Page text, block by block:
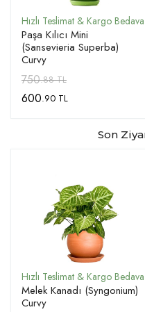
Paşa Kılıcı Mini
(Sansevieria Superba)
Curvy
750.88 TL
600.90 TL
Son
Melek Kanadı (Syngonium)
Curvy